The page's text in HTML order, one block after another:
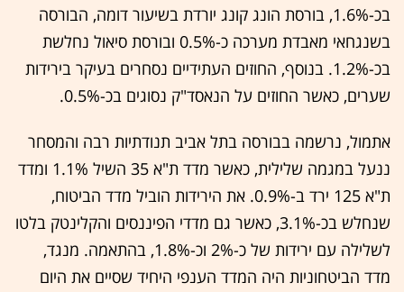
בכ-1.6%, בורסת הונג קונג יורדת בשיעור דומה, הבורסה
בשנגחאי מאבדת מערכה כ-0.5% ובורסת סיאול נחלשת
בכ-1.2%. בנוסף, החוזים העתידיים נסחרים בעיקר בירידות
שערים, כאשר החוזים על הנאסד"ק נסוגים בכ-0.5%.
אתמול, נרשמה בבורסה בתל אביב תנודתיות רבה והמסחר
ננעל במגמה שלילית, כאשר מדד ת"א 35 השיל 1.1% ומדד
ת"א 125 ירד ב-0.9%. את הירידות הוביל מדד הביטוח,
שנחלש בכ-3.1%, כאשר גם מדדי הפיננסים והקלינטק בלטו
לשלילה עם ירידות של כ-2% וכ-1.8%, בהתאמה. מנגד,
מדד הביטחוניות היה המדד הענפי היחיד שסיים את היום